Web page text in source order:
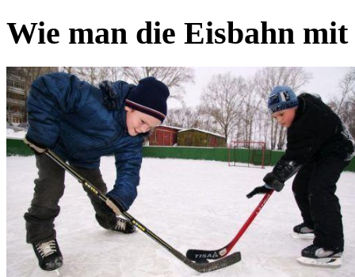
Wie man die Eisbahn